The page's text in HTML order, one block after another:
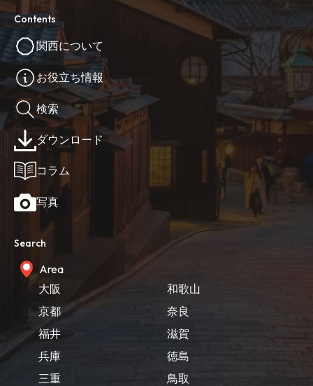
Contents
関西について
お役立ち情報
検索
ダウンロード
コラム
写真
Search
Area
大阪
京都
福井
兵庫
三重
和歌山
奈良
滋賀
徳島
鳥取